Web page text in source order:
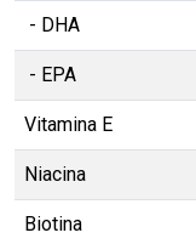
- DHA
- EPA
Vitamina E
Niacina
Biotina